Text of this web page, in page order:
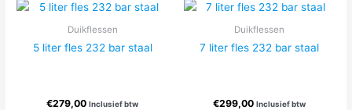
Duikflessen
5 liter fles 232 bar staal
€279,00 Inclusief btw
Duikflessen
7 liter fles 232 bar staal
€299,00 Inclusief btw